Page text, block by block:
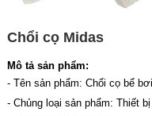
Chổi cọ Midas
Mô tả sản phẩm:
- Tên sản phẩm: Chổi cọ bể
- Chủng loại sản phẩm: Thiết